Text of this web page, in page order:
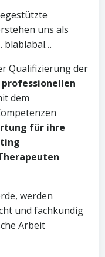
uns als
blablabal…
Qualifizierung der
professionellen
dem
für ihre
werden
und fachkundig
Arbeit